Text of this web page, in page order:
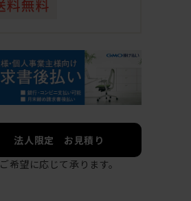
法人限定 お見積り
ご希望に応じて承ります。